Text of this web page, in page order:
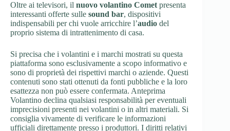
Oltre ai televisori, il nuovo volantino Comet presenta
interessanti offerte sulle sound bar, dispositivi
indispensabili per chi vuole arricchire l’audio del
proprio sistema di intrattenimento di casa.
Si precisa che i volantini e i marchi mostrati su questa
piattaforma sono esclusivamente a scopo informativo e
sono di proprietà dei rispettivi marchi o aziende. Questi
contenuti sono stati ottenuti da fonti pubbliche e la loro
esattezza non può essere confermata. Anteprima
Volantino declina qualsiasi responsabilità per eventuali
imprecisioni presenti nei volantini o in altri materiali. Si
consiglia vivamente di verificare le informazioni
ufficiali direttamente presso i produttori. I diritti relativi